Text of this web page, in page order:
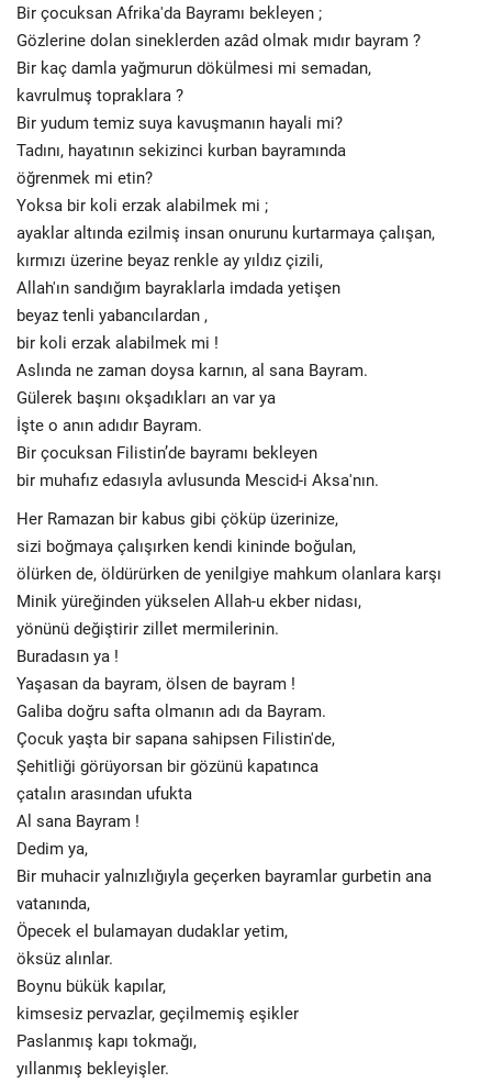
Bir çocuksan Afrika'da Bayramı bekleyen ;
Gözlerine dolan sineklerden azâd olmak mıdır bayram ?
Bir kaç damla yağmurun dökülmesi mi semadan,
kavrulmuş topraklara ?
Bir yudum temiz suya kavuşmanın hayali mi?
Tadını, hayatının sekizinci kurban bayramında
öğrenmek mi etin?
Yoksa bir koli erzak alabilmek mi ;
ayaklar altında ezilmiş insan onurunu kurtarmaya çalışan,
kırmızı üzerine beyaz renkle ay yıldız çizili,
Allah'ın sandığım bayraklarla imdada yetişen
beyaz tenli yabancılardan ,
bir koli erzak alabilmek mi !
Aslında ne zaman doysa karnın, al sana Bayram.
Gülerek başını okşadıkları an var ya
İşte o anın adıdır Bayram.
Bir çocuksan Filistin’de bayramı bekleyen
bir muhafız edasıyla avlusunda Mescid-i Aksa'nın.
Her Ramazan bir kabus gibi çöküp üzerinize,
sizi boğmaya çalışırken kendi kininde boğulan,
ölürken de, öldürürken de yenilgiye mahkum olanlara karşı
Minik yüreğinden yükselen Allah-u ekber nidası,
yönünü değiştirir zillet mermilerinin.
Buradasın ya !
Yaşasan da bayram, ölsen de bayram !
Galiba doğru safta olmanın adı da Bayram.
Çocuk yaşta bir sapana sahipsen Filistin'de,
Şehitliği görüyorsan bir gözünü kapatınca
çatalın arasından ufukta
Al sana Bayram !
Dedim ya,
Bir muhacir yalnızlığıyla geçerken bayramlar gurbetin ana
vatanında,
Öpecek el bulamayan dudaklar yetim,
öksüz alınlar.
Boynu bükük kapılar,
kimsesiz pervazlar, geçilmemiş eşikler
Paslanmış kapı tokmağı,
yıllanmış bekleyişler.